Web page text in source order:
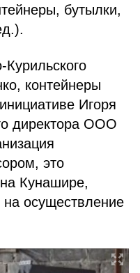
бутылки,
контейнеры
Игоря
директора ООО
это
Кунашире,
осуществление